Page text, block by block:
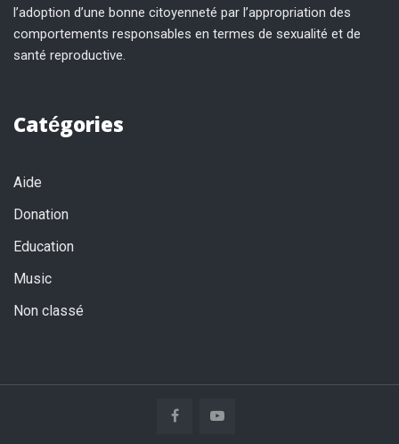
l’adoption d’une bonne citoyenneté par l’appropriation des
comportements responsables en termes de sexualité et de
santé reproductive.
Catégories
Aide
Donation
Education
Music
Non classé